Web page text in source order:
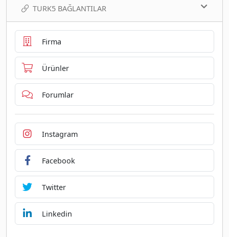
TURK5 BAĞLANTILAR
Firma
Ürünler
Forumlar
Instagram
Facebook
Twitter
Linkedin